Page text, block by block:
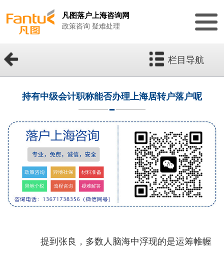
凡图落户上海咨询网
政策咨询 疑难处理
栏目导航
持有中级会计职称能否办理上海居转户落户呢
提到张良，多数人脑海中浮现的是运筹帷幄